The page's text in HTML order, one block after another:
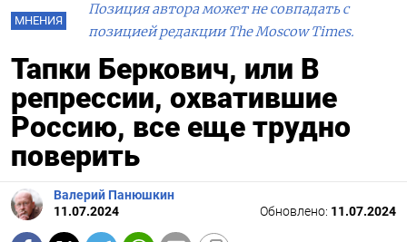
МНЕНИЯ
Позиция автора может не совпадать с
позицией редакции The Moscow Times.
Тапки Беркович, или В
репрессии, охватившие
Россию, все еще трудно
поверить
Валерий Панюшкин
11.07.2024
Обновлено: 11.07.2024